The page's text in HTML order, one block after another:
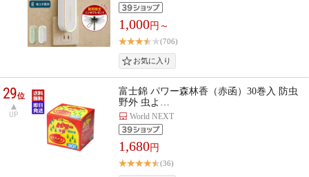
1,000円～
(706)
29位
UP
富士錦 パワー森林香（赤函）30巻入 防虫
野外 虫よ…
World NEXT
1,680円
(36)